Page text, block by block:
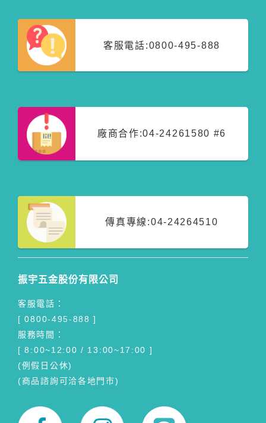
客服電話:0800-495-888
廠商合作:04-24261580 #6
傳真專線:04-24264510
振宇五金股份有限公司
客服電話：
[ 0800-495-888 ]
服務時間：
[ 8:00~12:00 / 13:00~17:00 ]
(例假日公休)
(商品諮詢可洽各地門市)